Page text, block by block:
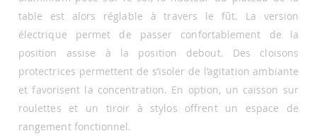
table est alors réglable à travers le fût. La version
électrique permet de passer confortablement de la
position assise à la position debout. Des cloisons
protectrices permettent de s’isoler de l’agitation ambiante
et favorisent la concentration. En option, un caisson sur
roulettes et un tiroir à stylos offrent un espace de
rangement fonctionnel.